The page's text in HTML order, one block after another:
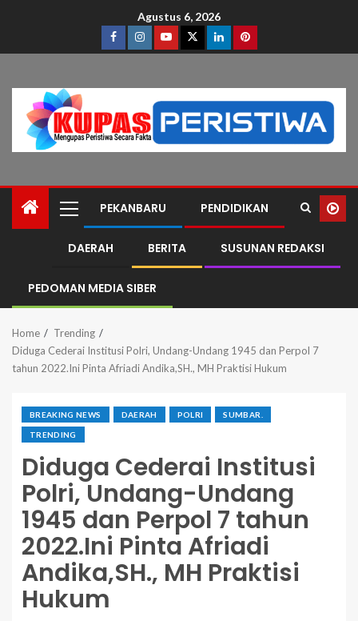
Agustus 6, 2026
PEKANBARU PENDIDIKAN
DAERAH BERITA SUSUNAN REDAKSI
PEDOMAN MEDIA SIBER
Home
Trending
Diduga Cederai Institusi Polri, Undang-Undang 1945 dan Perpol 7
tahun 2022.Ini Pinta Afriadi Andika,SH., MH Praktisi Hukum
BREAKING NEWS DAERAH POLRI SUMBAR.
TRENDING
Diduga Cederai Institusi
Polri, Undang-Undang
1945 dan Perpol 7 tahun
2022.Ini Pinta Afriadi
Andika,SH., MH Praktisi
Hukum